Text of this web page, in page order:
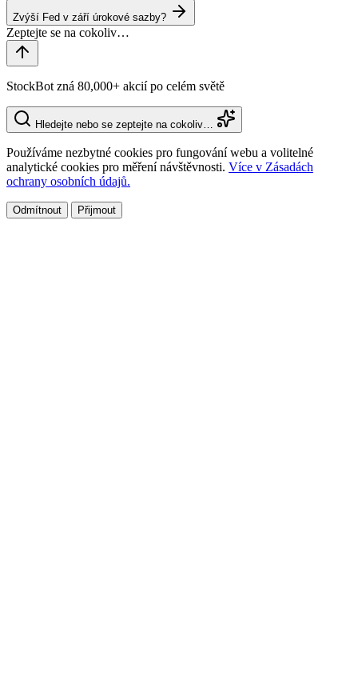
Zvýší Fed v září úrokové sazby?
StockBot zná 80,000+ akcií po celém světě
Hledejte nebo se zeptejte na cokoliv…
Používáme nezbytné cookies pro fungování webu a volitelné
analytické cookies pro měření návštěvnosti. Více v Zásadách
ochrany osobních údajů.
Odmítnout Přijmout